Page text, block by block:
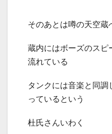
そのあとは噂の天空蔵
蔵内にはボーズのスピ
流れている
タンクには音楽と同調
っているという
杜氏さんいわく